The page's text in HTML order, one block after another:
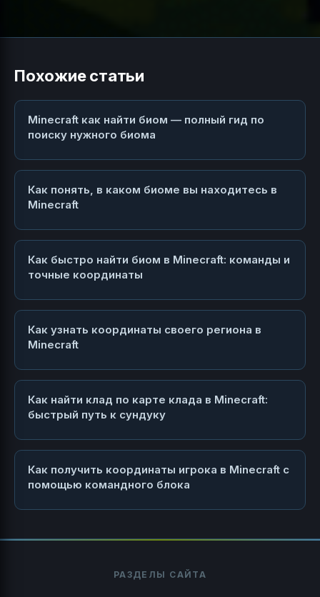
Похожие статьи
Minecraft как найти биом — полный гид по
поиску нужного биома
Как понять, в каком биоме вы находитесь в
Minecraft
Как быстро найти биом в Minecraft: команды и
точные координаты
Как узнать координаты своего региона в
Minecraft
Как найти клад по карте клада в Minecraft:
быстрый путь к сундуку
Как получить координаты игрока в Minecraft с
помощью командного блока
РАЗДЕЛЫ САЙТА